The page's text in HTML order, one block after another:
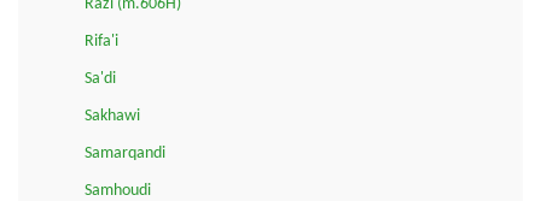
Razi (m.606H)
Rifa'i
Sa'di
Sakhawi
Samarqandi
Samhoudi